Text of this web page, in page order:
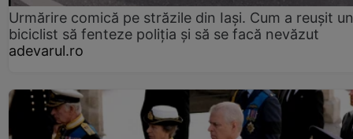
Urmărire comică pe străzile din Iași. Cum a reușit un
biciclist să fenteze poliția și să se facă nevăzut
adevarul.ro